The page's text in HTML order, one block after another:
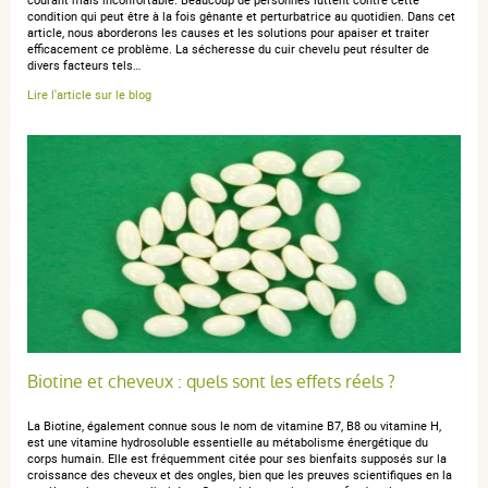
16 mars 2024
5 / 5
Indispensable pour les démangeaisons je le connais
depuis des années je fais une cure tt les 2 ou 3 ans
anonymous a.publié le 01 mars 2023 suite à une commande du
encore trop tôt pour avoir un jugement.
condition qui peut être à la fois gênante et perturbatrice au quotidien. Dans cet
article, nous aborderons les causes et les solutions pour apaiser et traiter
efficacement ce problème. La sécheresse du cuir chevelu peut résulter de
divers facteurs tels…
Lire l'article sur le blog
Biotine et cheveux : quels sont les effets réels ?
La Biotine, également connue sous le nom de vitamine B7, B8 ou vitamine H,
est une vitamine hydrosoluble essentielle au métabolisme énergétique du
corps humain. Elle est fréquemment citée pour ses bienfaits supposés sur la
croissance des cheveux et des ongles, bien que les preuves scientifiques en la